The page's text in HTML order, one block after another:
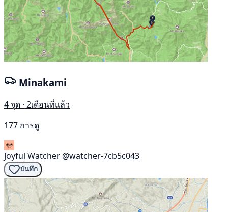
Minakami
4 จุด · 2เดือนที่แล้ว
177 การดู
Joyful Watcher @watcher-7cb5c043
บันทึก